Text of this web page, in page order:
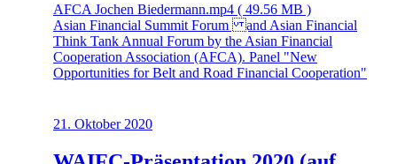
AFCA Jochen Biedermann.mp4 ( 49.56 MB )
Asian Financial Summit Forum and Asian Financial
Think Tank Annual Forum by the Asian Financial
Cooperation Association (AFCA). Panel "New
Opportunities for Belt and Road Financial Cooperation"
21. Oktober 2020